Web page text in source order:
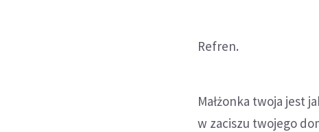
Refren.
Małżonka twoja jest
w zaciszu twojego